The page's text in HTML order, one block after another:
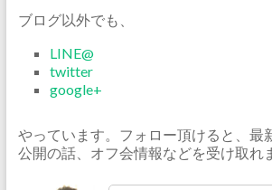
ブログ以外でも、
LINE@
twitter
google+
やっています。フォロー頂けると、最
公開の話、オフ会情報などを受け取れ